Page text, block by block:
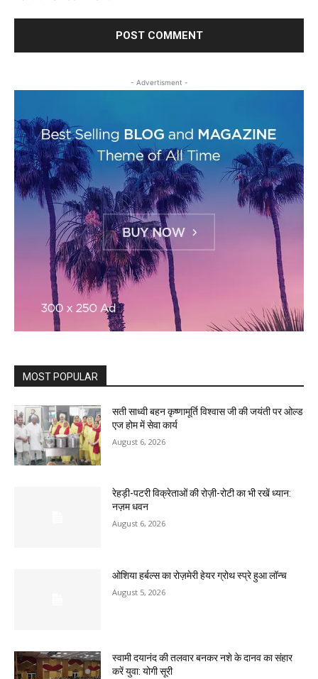
- Advertisment -
MOST POPULAR
सती साध्वी बहन कृष्णामूर्ति विश्वास जी की जयंती पर ओल्ड
एज होम में सेवा कार्य
August 6, 2026
रेहड़ी-पटरी विक्रेताओं की रोज़ी-रोटी का भी रखें ध्यान:
नज़म धवन
August 6, 2026
ओशिया हर्बल्स का रोज़मेरी हेयर ग्रोथ स्प्रे हुआ लॉन्च
August 5, 2026
स्वामी दयानंद की तलवार बनकर नशे के दानव का संहार
करें युवा: योगी सूरी